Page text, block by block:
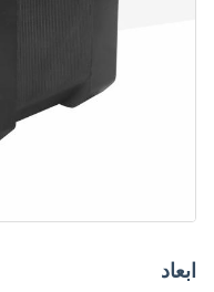
ابعاد